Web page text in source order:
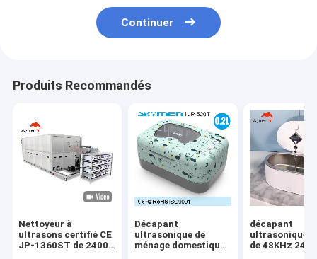
Continuer
Produits Recommandés
Nettoyeur à
ultrasons certifié CE
JP-1360ST de 2400
Décapant
ultrasonique de
ménage domestique
décapant
ultrasonique
de 48KHz